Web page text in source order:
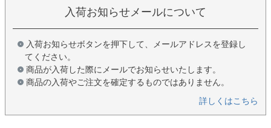
入荷お知らせメールについて
入荷お知らせボタンを押下して、メールアドレスを登録し
てください。
商品が入荷した際にメールでお知らせいたします。
商品の入荷やご注文を確定するものではありません。
詳しくはこちら